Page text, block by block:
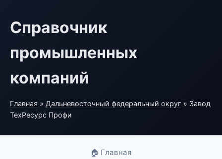
Справочник
промышленных
компаний
Главная » Дальневосточный федеральный округ » Завод
ТехРесурс Профи
🏠 Главная